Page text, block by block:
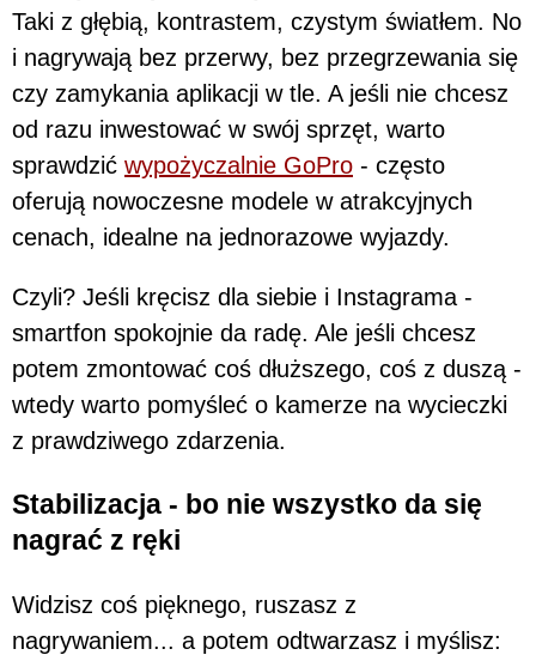
Taki z głębią, kontrastem, czystym światłem. No
i nagrywają bez przerwy, bez przegrzewania się
czy zamykania aplikacji w tle. A jeśli nie chcesz
od razu inwestować w swój sprzęt, warto
sprawdzić wypożyczalnie GoPro - często
oferują nowoczesne modele w atrakcyjnych
cenach, idealne na jednorazowe wyjazdy.
Czyli? Jeśli kręcisz dla siebie i Instagrama -
smartfon spokojnie da radę. Ale jeśli chcesz
potem zmontować coś dłuższego, coś z duszą -
wtedy warto pomyśleć o kamerze na wycieczki
z prawdziwego zdarzenia.
Stabilizacja - bo nie wszystko da się
nagrać z ręki
Widzisz coś pięknego, ruszasz z
nagrywaniem... a potem odtwarzasz i myślisz: